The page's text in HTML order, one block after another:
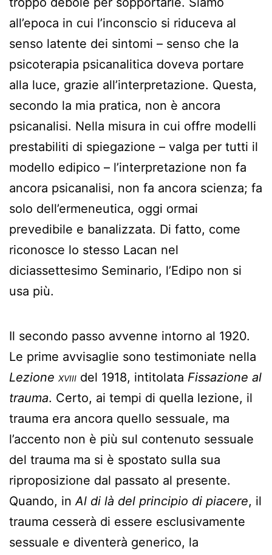
all’epoca in cui l’inconscio si riduceva al
senso latente dei sintomi – senso che la
psicoterapia psicanalitica doveva portare
alla luce, grazie all’interpretazione. Questa,
secondo la mia pratica, non è ancora
psicanalisi. Nella misura in cui offre modelli
prestabiliti di spiegazione – valga per tutti il
modello edipico – l’interpretazione non fa
ancora psicanalisi, non fa ancora scienza; fa
solo dell’ermeneutica, oggi ormai
prevedibile e banalizzata. Di fatto, come
riconosce lo stesso Lacan nel
diciassettesimo Seminario, l’Edipo non si
usa più.
Il secondo passo avvenne intorno al 1920.
Le prime avvisaglie sono testimoniate nella
Lezione xviii del 1918, intitolata Fissazione al
trauma. Certo, ai tempi di quella lezione, il
trauma era ancora quello sessuale, ma
l’accento non è più sul contenuto sessuale
del trauma ma si è spostato sulla sua
riproposizione dal passato al presente.
Quando, inAl di là del principio di piacere, il
trauma cesserà di essere esclusivamente
sessuale e diventerà generico, la